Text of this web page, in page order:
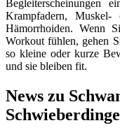
Begleiterscheinungen
Krampfadern, Muskel-
Hämorrhoiden. Wenn
Workout fühlen, gehen
so kleine oder kurze
und sie bleiben fit.
News zu